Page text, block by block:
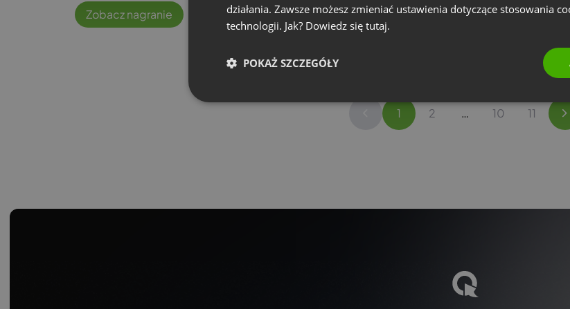
Zobacz nagranie #pl#marketing Zobacz nagranie #pl#paid
1 2 … 10 11
działania. Zawsze możesz zmieniać ustawienia dotyczące stosowania
technologii. Jak? Dowiedz się tutaj.
POKAŻ SZCZEGÓŁY